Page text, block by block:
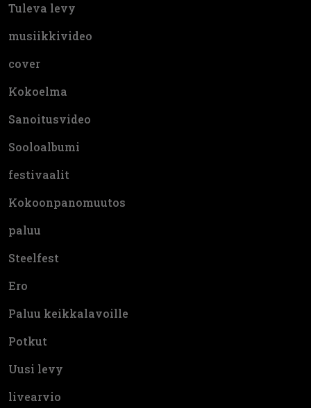
Tuleva levy
musiikkivideo
cover
Kokoelma
Sanoitusvideo
Sooloalbumi
festivaalit
Kokoonpanomuutos
paluu
Steelfest
Ero
Paluu keikkalavoille
Potkut
Uusi levy
livearvio